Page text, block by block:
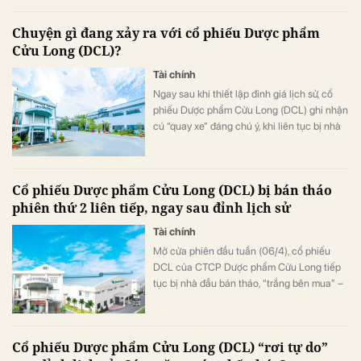
Chuyện gì đang xảy ra với cổ phiếu Dược phẩm
Cửu Long (DCL)?
Tài chính
Ngay sau khi thiết lập đỉnh giá lịch sử, cổ
phiếu Dược phẩm Cửu Long (DCL) ghi nhận
cú “quay xe” đáng chú ý, khi liên tục bị nhà
Cổ phiếu Dược phẩm Cửu Long (DCL) bị bán tháo
phiên thứ 2 liên tiếp, ngay sau đỉnh lịch sử
Tài chính
Mở cửa phiên đầu tuần (06/4), cổ phiếu
DCL của CTCP Dược phẩm Cửu Long tiếp
tục bị nhà đầu bán tháo, “trắng bên mua” –
Cổ phiếu Dược phẩm Cửu Long (DCL) “rơi tự do”